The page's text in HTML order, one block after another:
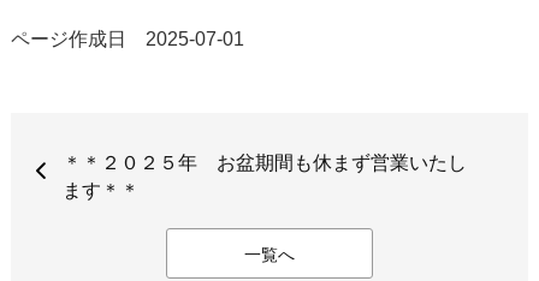
ページ作成日 2025-07-01
＊＊２０２５年 お盆期間も休まず営業いたし
ます＊＊
一覧へ